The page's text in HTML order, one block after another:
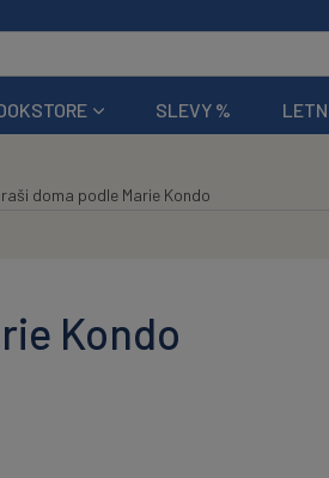
SLEVY %
doma podle Marie Kondo
Kondo